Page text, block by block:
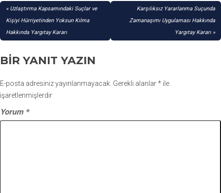
YAZI
GEZINMESI
Uzlaştırma Kapsamındaki Suçlar ve
Kişiyi Hürriyetinden Yoksun Kılma
Hakkında Yargıtay Kararı
Karşılıksız Yararlanma Suçunda
Zamanaşımı Uygulaması Hakkında
Yargıtay Kararı
BIR YANIT YAZIN
E-posta adresiniz yayınlanmayacak. Gerekli alanlar* ile
işaretlenmişlerdir
Yorum *